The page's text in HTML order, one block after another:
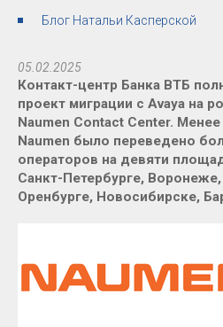
Блог Натальи Касперской
05.02.2025
Контакт-центр Банка ВТБ
проект миграции с Avaya на
Naumen Contact Center.
Naumen было переведено
операторов на девяти
Санкт-Петербурге,
Оренбурге, Новосибирске,